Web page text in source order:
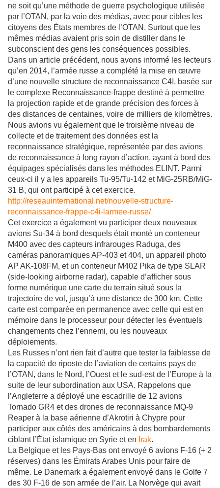
ne soit qu’une méthode de guerre psychologique utilisée
par l’OTAN, par la voie des médias, avec pour cibles les
citoyens des États membres de l’OTAN. Surtout que les
mêmes médias avaient pris soin de distiller dans le
subconscient des gens les conséquences possibles.
Dans un article précédent, nous avons informé les lecteurs
qu’en 2014, l’armée russe a complété la mise en œuvre
d’une nouvelle structure de reconnaissance C4I, basée sur
le complexe Reconnaissance-frappe destiné à permettre
la projection rapide et de grande précision des forces à
des distances de centaines, voire de milliers de kilomètres.
Nous avions vu également que le troisième niveau de
collecte et de traitement des données est la
reconnaissance stratégique, représentée par des avions
de reconnaissance à long rayon d’action, ayant à bord des
équipages spécialisés dans les méthodes ELINT. Parmi
ceux-ci il y a les appareils Tu-95/Tu-142 et MiG-25RB/MiG-
31 B, qui ont participé à cet exercice.
http://reseauinternational.net/nouvelle-structure-
reconnaissance-frappe-c4i-larmee-russe/
Cet exercice a également vu participer deux nouveaux
avions Su-34 à bord desquels était monté un conteneur
M400 avec des capteurs infrarouges Raduga, des
caméras panoramiques AP-403 et 404, un appareil photo
AP AK-108FM, et un conteneur M402 Pika de type SLAR
(side-looking airborne radar), capable d’afficher sous
forme numérique une carte du terrain situé sous la
trajectoire de vol, jusqu’à une distance de 300 km. Cette
carte est comparée en permanence avec celle qui est en
mémoire dans le processeur pour détecter les éventuels
changements chez l’ennemi, ou les nouveaux
déploiements.
Les Russes n’ont rien fait d’autre que tester la faiblesse de
la capacité de riposte de l’aviation de certains pays de
l’OTAN, dans le Nord, l’Ouest et le sud-est de l’Europe à la
suite de leur subordination aux USA. Rappelons que
l’Angleterre a déployé une escadrille de 12 avions
Tornado GR4 et des drones de reconnaissance MQ-9
Reaper à la base aérienne d’Akrotiri à Chypre pour
participer aux côtés des américains à des bombardements
ciblant l’État islamique en Syrie et en Irak.
La Belgique et les Pays-Bas ont envoyé 6 avions F-16 (+ 2
réserves) dans les Émirats Arabes Unis pour faire de
même. Le Danemark a également envoyé dans le Golfe 7
des 30 F-16 de son armée de l’air. La Norvège qui avait